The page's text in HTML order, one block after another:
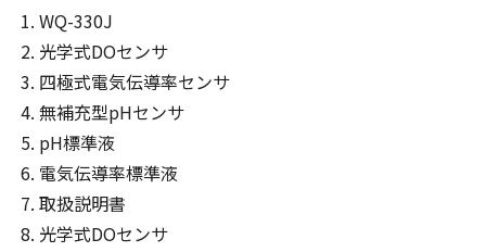
WQ-330J
光学式DOセンサ
四極式電気伝導率センサ
無補充型pHセンサ
pH標準液
電気伝導率標準液
取扱説明書
光学式DOセンサ